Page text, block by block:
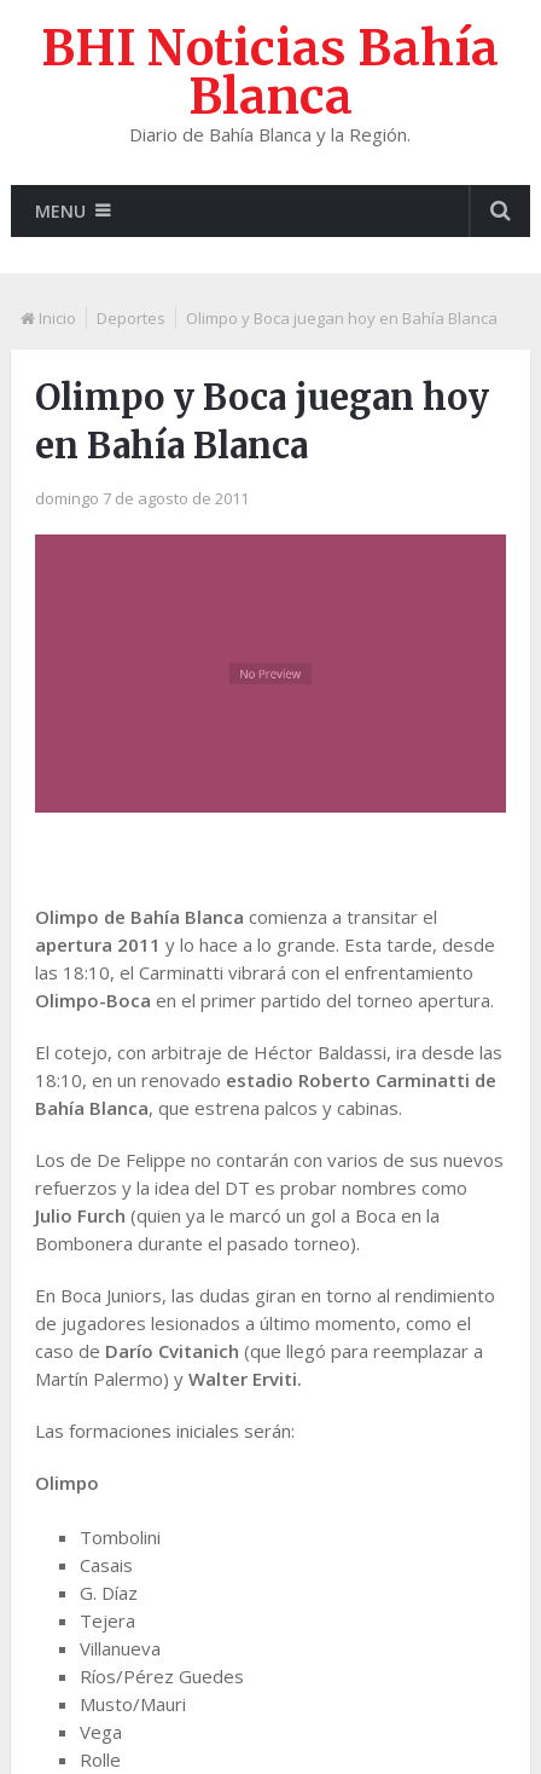
BHI Noticias Bahía
Blanca
Diario de Bahía Blanca y la Región.
MENU
Inicio Deportes Olimpo y Boca juegan hoy en Bahía Blanca
Olimpo y Boca juegan hoy
en Bahía Blanca
domingo 7 de agosto de 2011
Olimpo de Bahía Blanca comienza a transitar el
apertura 2011 y lo hace a lo grande. Esta tarde, desde
las 18:10, el Carminatti vibrará con el enfrentamiento
Olimpo-Boca en el primer partido del torneo apertura.
El cotejo, con arbitraje de Héctor Baldassi, ira desde las
18:10, en un renovado estadio Roberto Carminatti de
Bahía Blanca, que estrena palcos y cabinas.
Los de De Felippe no contarán con varios de sus nuevos
refuerzos y la idea del DT es probar nombres como
Julio Furch (quien ya le marcó un gol a Boca en la
Bombonera durante el pasado torneo).
En Boca Juniors, las dudas giran en torno al rendimiento
de jugadores lesionados a último momento, como el
caso de Darío Cvitanich (que llegó para reemplazar a
Martín Palermo) y Walter Erviti.
Las formaciones iniciales serán:
Olimpo
Tombolini
Casais
G. Díaz
Tejera
Villanueva
Ríos/Pérez Guedes
Musto/Mauri
Vega
Rolle